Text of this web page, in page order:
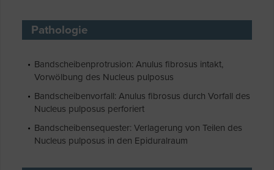
Pathologie
Bandscheibenprotrusion: Anulus fibrosus intakt,
Vorwölbung des Nucleus pulposus
Bandscheibenvorfall: Anulus fibrosus durch Vorfall des
Nucleus pulposus perforiert
Bandscheibensequester: Verlagerung von Teilen des
Nucleus pulposus in den Epiduralraum